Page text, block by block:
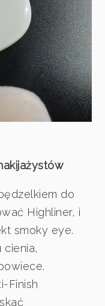
do
Highliner, i
smoky eye.
cienia,
Finish